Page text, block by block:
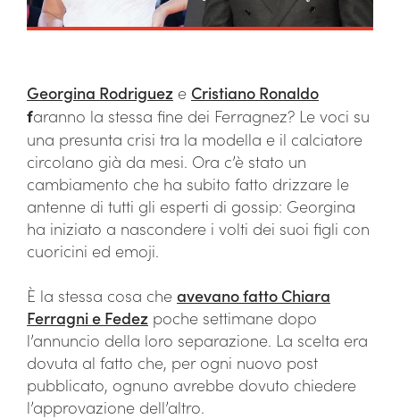
Georgina Rodriguez e Cristiano Ronaldo
faranno la stessa fine dei Ferragnez? Le voci su
una presunta crisi tra la modella e il calciatore
circolano già da mesi. Ora c’è stato un
cambiamento che ha subito fatto drizzare le
antenne di tutti gli esperti di gossip: Georgina
ha iniziato a nascondere i volti dei suoi figli con
cuoricini ed emoji.
È la stessa cosa che avevano fatto Chiara
Ferragni e Fedez poche settimane dopo
l’annuncio della loro separazione. La scelta era
dovuta al fatto che, per ogni nuovo post
pubblicato, ognuno avrebbe dovuto chiedere
l’approvazione dell’altro.